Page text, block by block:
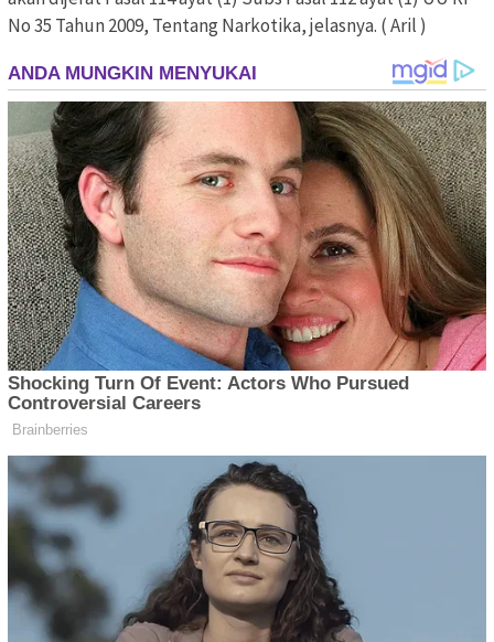
No 35 Tahun 2009, Tentang Narkotika, jelasnya. ( Aril )